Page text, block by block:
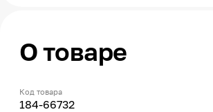
О товаре
Код товара
184-66732